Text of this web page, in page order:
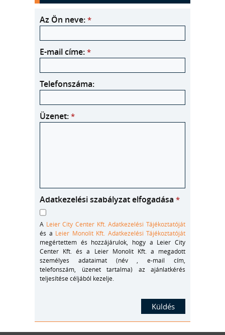
Az Ön neve: *
E-mail címe: *
Telefonszáma:
Üzenet: *
Adatkezelési szabályzat elfogadása *
A Leier City Center Kft. Adatkezelési Tájékoztatóját
és a Leier Monolit Kft. Adatkezelési Tájékoztatóját
megértettem és hozzájárulok, hogy a Leier City
Center Kft. és a Leier Monolit Kft. a megadott
személyes adataimat (név , e-mail cím,
telefonszám, üzenet tartalma) az ajánlatkérés
teljesítése céljából kezelje.